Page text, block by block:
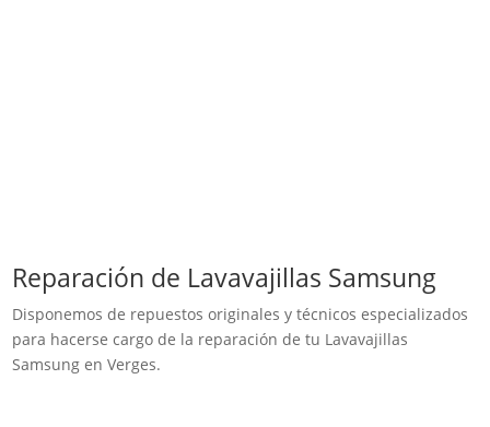
Reparación de Lavavajillas Samsung
Disponemos de repuestos originales y técnicos especializados
para hacerse cargo de la reparación de tu Lavavajillas
Samsung en Verges.